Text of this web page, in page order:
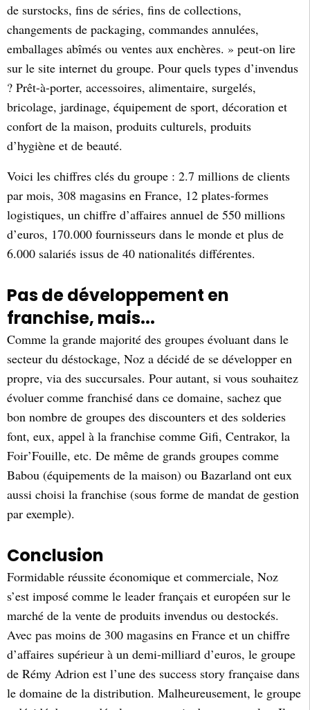
de surstocks, fins de séries, fins de collections,
changements de packaging, commandes annulées,
emballages abîmés ou ventes aux enchères. » peut-on lire
sur le site internet du groupe. Pour quels types d’invendus
? Prêt-à-porter, accessoires, alimentaire, surgelés,
bricolage, jardinage, équipement de sport, décoration et
confort de la maison, produits culturels, produits
d’hygiène et de beauté.
Voici les chiffres clés du groupe : 2.7 millions de clients
par mois, 308 magasins en France, 12 plates-formes
logistiques, un chiffre d’affaires annuel de 550 millions
d’euros, 170.000 fournisseurs dans le monde et plus de
6.000 salariés issus de 40 nationalités différentes.
Pas de développement en
franchise, mais...
Comme la grande majorité des groupes évoluant dans le
secteur du déstockage, Noz a décidé de se développer en
propre, via des succursales. Pour autant, si vous souhaitez
évoluer comme franchisé dans ce domaine, sachez que
bon nombre de groupes des discounters et des solderies
font, eux, appel à la franchise comme Gifi, Centrakor, la
Foir’Fouille, etc. De même de grands groupes comme
Babou (équipements de la maison) ou Bazarland ont eux
aussi choisi la franchise (sous forme de mandat de gestion
par exemple).
Conclusion
Formidable réussite économique et commerciale, Noz
s’est imposé comme le leader français et européen sur le
marché de la vente de produits invendus ou destockés.
Avec pas moins de 300 magasins en France et un chiffre
d’affaires supérieur à un demi-milliard d’euros, le groupe
de Rémy Adrion est l’une des success story française dans
le domaine de la distribution. Malheureusement, le groupe